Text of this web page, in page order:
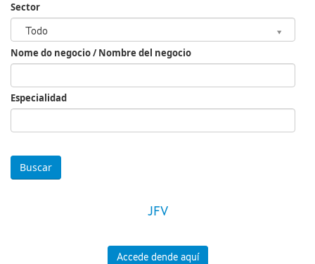
Sector
Todo
Sector
Nome do negocio / Nombre del negocio
Especialidad
JFV
Accede dende aquí